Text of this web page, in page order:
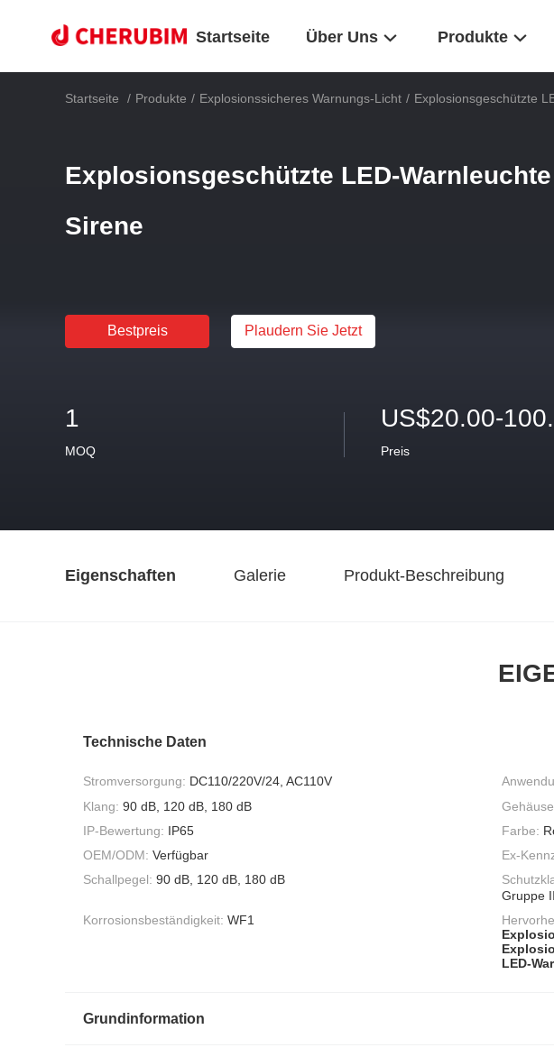
Startseite Über Uns Produkte
Startseite / Produkte / Explosionssicheres Warnungs-Licht / Explosionsgeschützte
Explosionsgeschützte LED-
Sirene
Bestpreis Plaudern Sie Jetzt
1
MOQ
US$20.00-
Preis
Eigenschaften Galerie Produkt-Beschreibung
Technische Daten
Stromversorgung: DC110/220V/24, AC110V
Klang: 90 dB, 120 dB, 180 dB
IP-Bewertung: IP65 Farbe:
OEM/ODM: Verfügbar Ex-
Schallpegel: 90 dB, 120 dB, 180 dB
Gruppe
Korrosionsbeständigkeit: WF1
LED-
Grundinformation